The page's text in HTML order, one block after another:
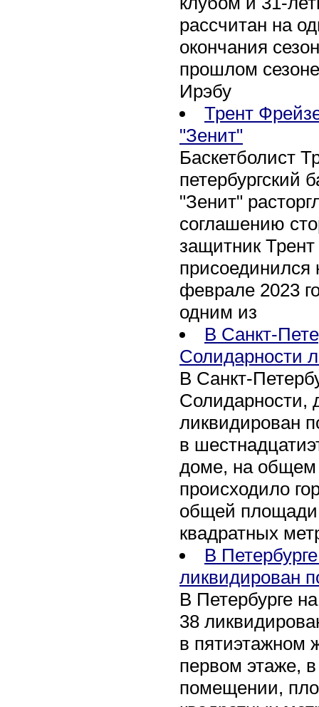
рассчитан на
окончания
прошлом
Ирэбу
Трент
"Зенит"
Баскетболист
петербургский
"Зенит"
соглашению
защитник
присоединился
феврале 2023
одним из
В Санкт-
Солидарности
В Санкт-
Солидарности,
ликвидирован
в
доме, на общем
происходило
общей площади
квадратных
В
ликвидирован
В Петербурге
38
в пятиэтажном
первом этаже,
помещении,